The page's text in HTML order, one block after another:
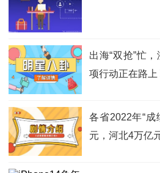
出海“双抢”忙
项行动正在路
各省2022年“成
元，河北4万亿